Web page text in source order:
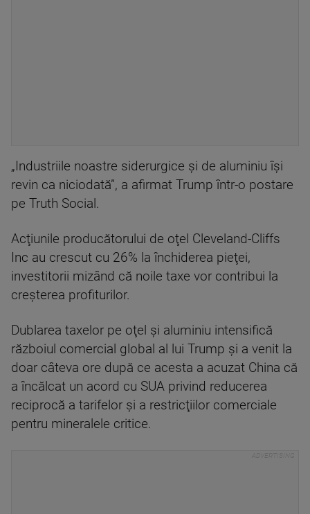
„Industriile noastre siderurgice şi de aluminiu îşi
revin ca niciodată”, a afirmat Trump într-o postare
pe Truth Social.
Acţiunile producătorului de oţel Cleveland-Cliffs
Inc au crescut cu 26% la închiderea pieţei,
investitorii mizând că noile taxe vor contribui la
creşterea profiturilor.
Dublarea taxelor pe oţel şi aluminiu intensifică
războiul comercial global al lui Trump şi a venit la
doar câteva ore după ce acesta a acuzat China că
a încălcat un acord cu SUA privind reducerea
reciprocă a tarifelor şi a restricţiilor comerciale
pentru mineralele critice.